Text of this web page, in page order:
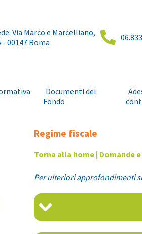
Via Marco e Marcelliano,
- 00147 Roma
Documenti del
Fondo
Regime fiscale
Torna alla home | Domande
Per ulteriori approfondimenti